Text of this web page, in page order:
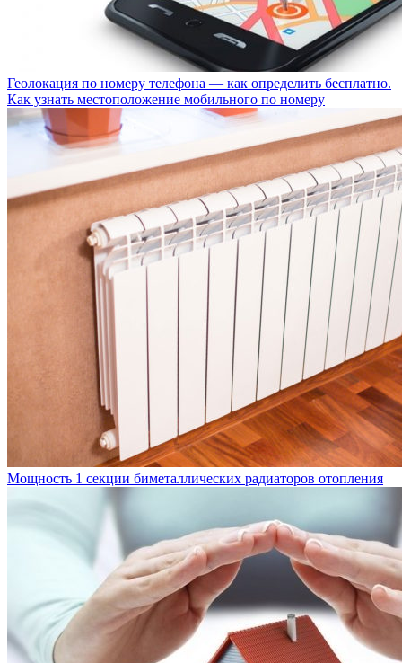
Геолокация по номеру телефона — как определить бесплатно.
Как узнать местоположение мобильного по номеру
Мощность 1 секции биметаллических радиаторов отопления